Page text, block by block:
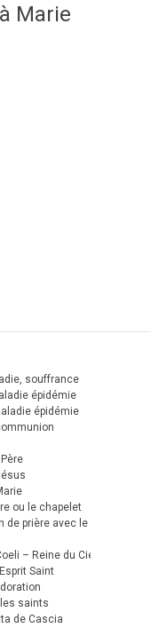
Marie
souffrance
épidémie
épidémie
ou le chapelet
de prière avec le
– Reine du Ciel
Saint
saints
de Cascia